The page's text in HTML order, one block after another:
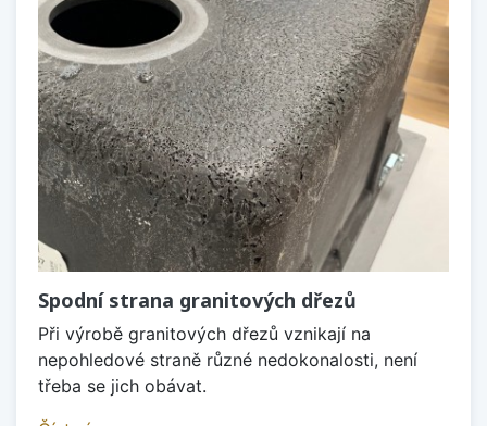
Spodní strana granitových dřezů
Při výrobě granitových dřezů vznikají na
nepohledové straně různé nedokonalosti, není
třeba se jich obávat.